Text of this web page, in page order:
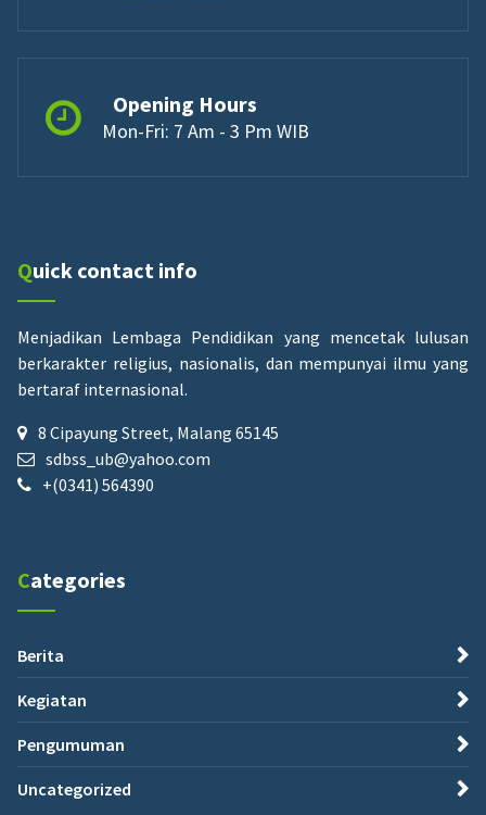
Opening Hours
Mon-Fri: 7 Am - 3 Pm WIB
Quick contact info
Menjadikan Lembaga Pendidikan yang mencetak lulusan
berkarakter religius, nasionalis, dan mempunyai ilmu yang
bertaraf internasional.
8 Cipayung Street, Malang 65145
sdbss_ub@yahoo.com
+(0341) 564390
Categories
Berita
Kegiatan
Pengumuman
Uncategorized